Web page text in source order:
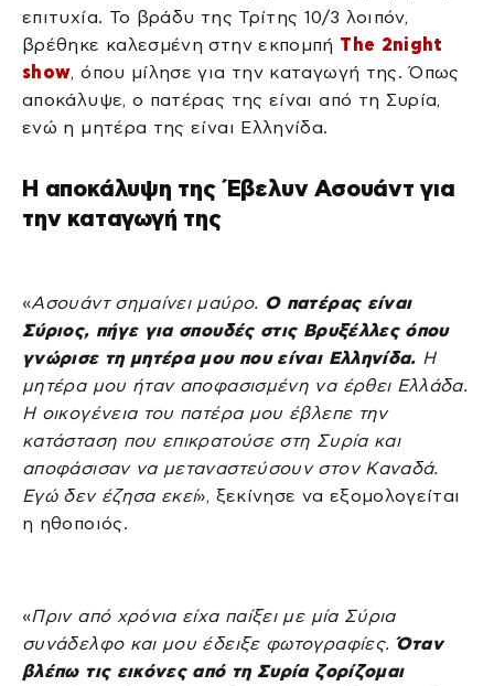
επιτυχία. Το βράδυ της Τρίτης 10/3 λοιπόν,
βρέθηκε καλεσμένη στην εκπομπή The 2night
show, όπου μίλησε για την καταγωγή της. Όπως
αποκάλυψε, ο πατέρας της είναι από τη Συρία,
ενώ η μητέρα της είναι Ελληνίδα.
Η αποκάλυψη της Έβελυν Ασουάντ για
την καταγωγή της
«Ασουάντ σημαίνει μαύρο. Ο πατέρας είναι
Σύριος, πήγε για σπουδές στις Βρυξέλλες όπου
γνώρισε τη μητέρα μου που είναι Ελληνίδα. Η
μητέρα μου ήταν αποφασισμένη να έρθει Ελλάδα.
Η οικογένεια του πατέρα μου έβλεπε την
κατάσταση που επικρατούσε στη Συρία και
αποφάσισαν να μεταναστεύσουν στον Καναδά.
Εγώ δεν έζησα εκεί», ξεκίνησε να εξομολογείται
η ηθοποιός.
«Πριν από χρόνια είχα παίξει με μία Σύρια
συνάδελφο και μου έδειξε φωτογραφίες. Όταν
βλέπω τις εικόνες από τη Συρία ζορίζομαι